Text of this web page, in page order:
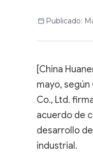
Publicado:
[China
mayo, según
Co., Ltd.
acuerdo de
desarrollo
industrial.